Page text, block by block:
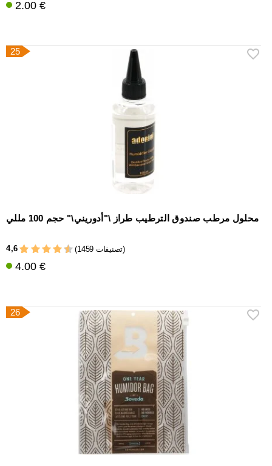
2.00 €
25
محلول مرطب صندوق الترطيب طراز \"أدوريني\" حجم 100 مللي
4,6 (1459 تصنيفات)
4.00 €
26